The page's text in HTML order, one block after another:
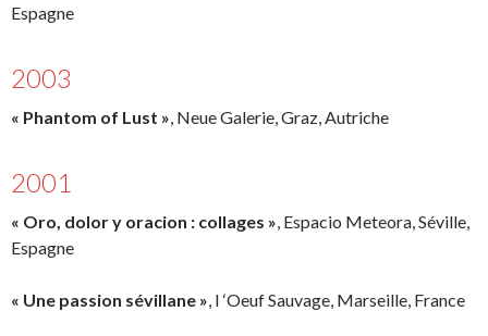
Espagne
2003
« Phantom of Lust », Neue Galerie, Graz, Autriche
2001
« Oro, dolor y oracion : collages », Espacio Meteora, Séville,
Espagne
« Une passion sévillane », I ‘Oeuf Sauvage, Marseille, France